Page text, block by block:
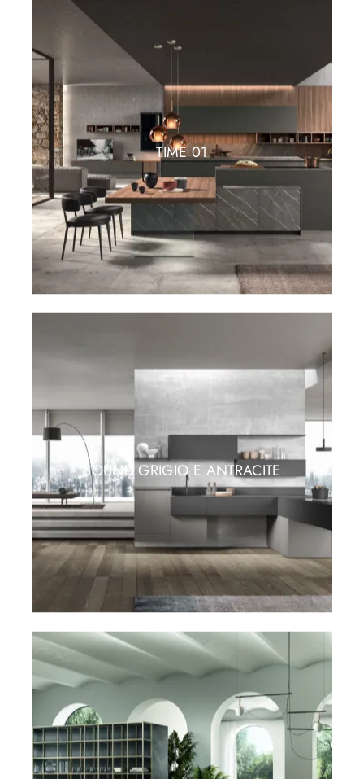
TIME 01
SOUND GRIGIO E ANTRACITE